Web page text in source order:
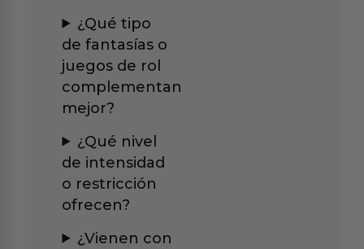
¿Qué tipo
de fantasías o
juegos de rol
complementan
mejor?
¿Qué nivel
de intensidad
o restricción
ofrecen?
¿Vienen con